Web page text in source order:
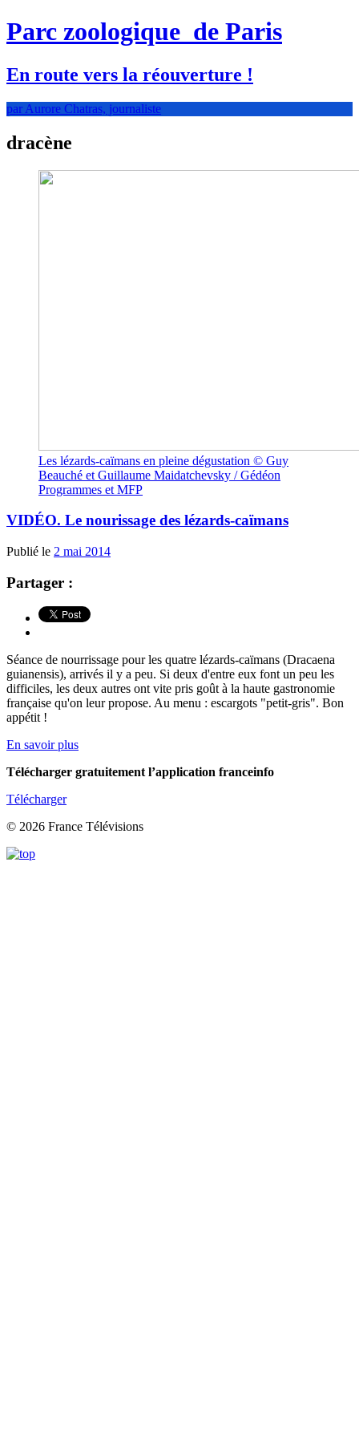
Parc zoologique de Paris
En route vers la réouverture !
par Aurore Chatras, journaliste
dracène
Les lézards-caïmans en pleine dégustation © Guy
Beauché et Guillaume Maidatchevsky / Gédéon
Programmes et MFP
VIDÉO. Le nourissage des lézards-caïmans
Publié le 2 mai 2014
Partager :
Séance de nourrissage pour les quatre lézards-caïmans (Dracaena
guianensis), arrivés il y a peu. Si deux d'entre eux font un peu les
difficiles, les deux autres ont vite pris goût à la haute gastronomie
française qu'on leur propose. Au menu : escargots "petit-gris". Bon
appétit !
En savoir plus
Télécharger gratuitement l’application franceinfo
Télécharger
© 2026 France Télévisions